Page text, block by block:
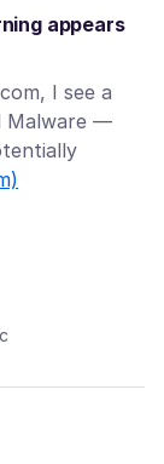
appears
I see a
Malware —